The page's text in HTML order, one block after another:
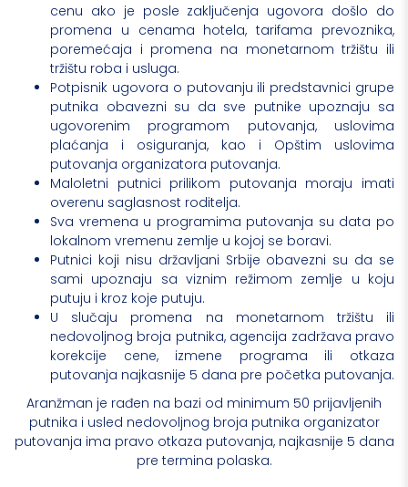
cenu ako je posle zaključenja ugovora došlo do
promena u cenama hotela, tarifama prevoznika,
poremećaja i promena na monetarnom tržištu ili
tržištu roba i usluga.
Potpisnik ugovora o putovanju ili predstavnici grupe
putnika obavezni su da sve putnike upoznaju sa
ugovorenim programom putovanja, uslovima
plaćanja i osiguranja, kao i Opštim uslovima
putovanja organizatora putovanja.
Maloletni putnici prilikom putovanja moraju imati
overenu saglasnost roditelja.
Sva vremena u programima putovanja su data po
lokalnom vremenu zemlje u kojoj se boravi.
Putnici koji nisu državljani Srbije obavezni su da se
sami upoznaju sa viznim režimom zemlje u koju
putuju i kroz koje putuju.
U slučaju promena na monetarnom tržištu ili
nedovoljnog broja putnika, agencija zadržava pravo
korekcije cene, izmene programa ili otkaza
putovanja najkasnije 5 dana pre početka putovanja.
Aranžman je rađen na bazi od minimum 50 prijavljenih
putnika i usled nedovoljnog broja putnika organizator
putovanja ima pravo otkaza putovanja, najkasnije 5 dana
pre termina polaska.